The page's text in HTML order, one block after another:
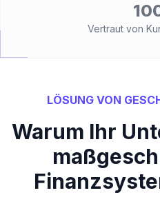
Vertraut von
LÖSUNG VON
Warum Ihr